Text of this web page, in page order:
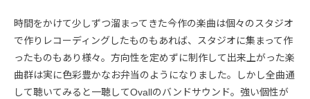
時間をかけて少しずつ溜まってきた今作の楽曲は個々のスタジオ
で作りレコーディングしたものもあれば、スタジオに集まって作
ったものもあり様々。方向性を定めずに制作して出来上がった楽
曲群は実に色彩豊かなお弁当のようになりました。しかし全曲通
して聴いてみると一聴してOvallのバンドサウンド。強い個性が